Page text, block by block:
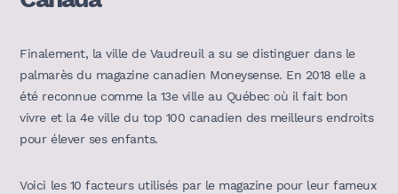
Finalement, la ville de Vaudreuil a su se distinguer dans le
palmarès du magazine canadien Moneysense. En 2018 elle a
été reconnue comme la 13e ville au Québec où il fait bon
vivre et la 4e ville du top 100 canadien des meilleurs endroits
pour élever ses enfants.
Voici les 10 facteurs utilisés par le magazine pour leur fameux